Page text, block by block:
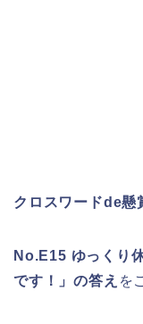
クロスワードde懸
No.E15 ゆっくり
です！」の答え を